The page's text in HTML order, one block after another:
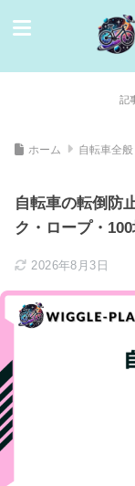
記
ホーム 自転車全般
自転車の転倒防
ク・ロープ・
2026年8月3日